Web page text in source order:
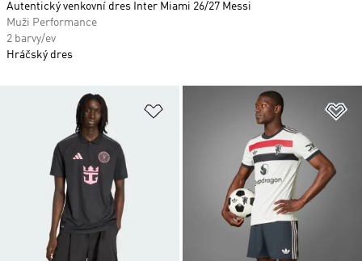
Přidat do seznamu přání
Autentický venkovní dres Inter Miami 26/27 Messi
Muži Performance
2 barvy/ev
Hráčský dres